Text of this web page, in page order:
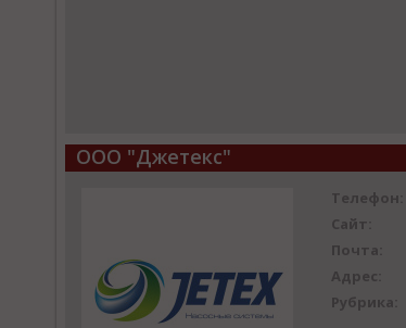
ООО "Джетекс"
Телефон:
Сайт:
Почта:
Адрес:
Рубрика: